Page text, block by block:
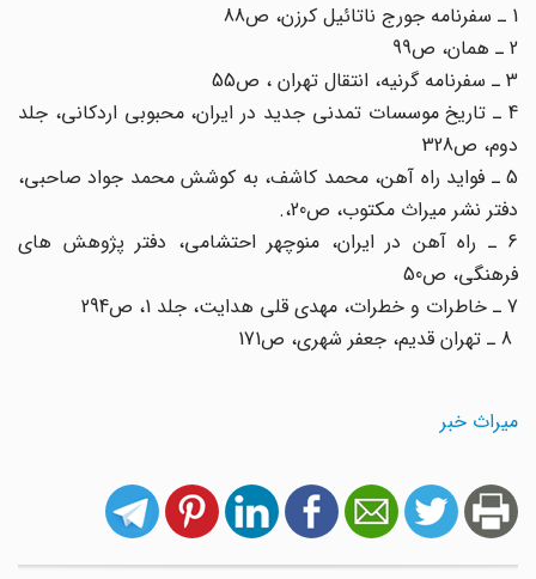
4 ـ تاریخ موسسات تمدنی جدید در ایران، محبوبی اردکانی، جلد
دوم، ص328
5 ـ فواید راه آهن، محمد کاشف، به کوشش محمد جواد صاحبی،
دفتر نشر میراث مکتوب، ص20،.
6 ـ راه آهن در ایران، منوچهر احتشامی، دفتر پژوهش های
فرهنگی، ص50
میراث خبر